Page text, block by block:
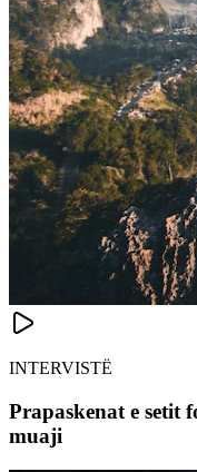
INTERVISTË
Prapaskenat e setit
muaji